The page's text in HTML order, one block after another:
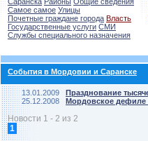
Самое самое Улицы
Почетные граждане города Власть
Государственные услуги СМИ
Службы специального назначения
События в Мордовии и Саранске
13.01.2009
Празднование
25.12.2008
Мордовское дефиле
Новости 1 - 2 из 2
1